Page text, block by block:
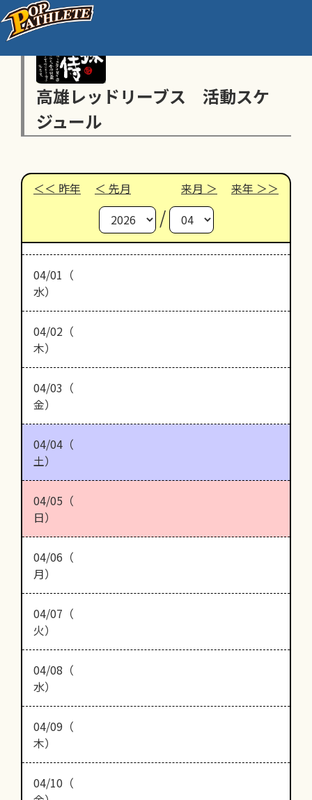
高雄レッドリーブス 活動スケ
ジュール
昨年 先月 来月 来年
/
04/01（
水）
04/02（
木）
04/03（
金）
04/04（
土）
04/05（
日）
04/06（
月）
04/07（
火）
04/08（
水）
04/09（
木）
04/10（